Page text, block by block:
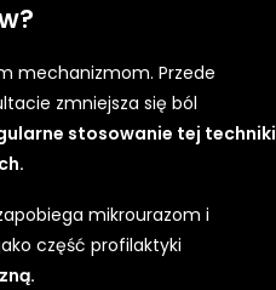
mechanizmom. Przede
zmniejsza się ból
stosowanie tej techniki
mikrourazom i
część profilaktyki